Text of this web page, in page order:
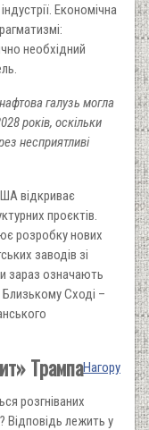
Економічна
необхідний
галузь могла
років, оскільки
несприятливі
відкриває
проєктів.
розробку нових
заводів зі
зараз означають
Близькому Сході –
Нагору
Трампа
розгніваних
Відповідь лежить у